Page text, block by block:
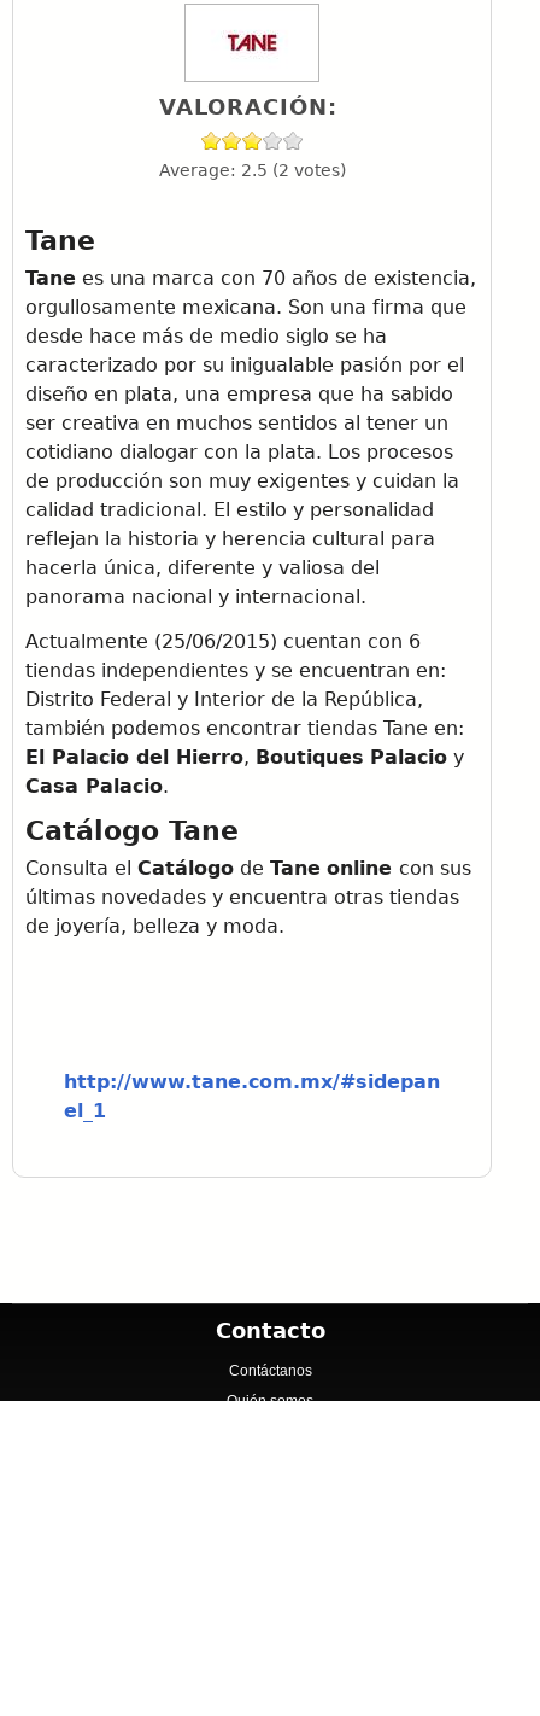
VALORACIÓN:
Average: 2.5 (2 votes)
Tane
Tane es una marca con 70 años de existencia,
orgullosamente mexicana. Son una firma que
desde hace más de medio siglo se ha
caracterizado por su inigualable pasión por el
diseño en plata, una empresa que ha sabido
ser creativa en muchos sentidos al tener un
cotidiano dialogar con la plata. Los procesos
de producción son muy exigentes y cuidan la
calidad tradicional. El estilo y personalidad
reflejan la historia y herencia cultural para
hacerla única, diferente y valiosa del
panorama nacional y internacional.
Actualmente (25/06/2015) cuentan con 6
tiendas independientes y se encuentran en:
Distrito Federal y Interior de la República,
también podemos encontrar tiendas Tane en:
El Palacio del Hierro, Boutiques Palacio y
Casa Palacio.
Catálogo Tane
Consulta el Catálogo de Tane online con sus
últimas novedades y encuentra otras tiendas
de joyería, belleza y moda.
http://www.tane.com.mx/#sidepan
el_1
Contacto
Contáctanos
Quién somos